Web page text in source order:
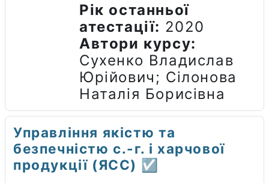
Рік останньої
атестації: 2020
Автори курсу:
Сухенко Владислав
Юрійович; Сілонова
Наталія Борисівна
Управління якістю та
безпечністю с.-г. і харчової
продукції (ЯСС) ☑️